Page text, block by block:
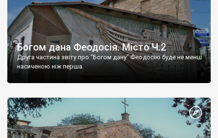
Богом дана Феодосія. Місто Ч.2
Друга частина звіту про "Богом дану" Феодосію буде не менш
насиченою ніж перша.